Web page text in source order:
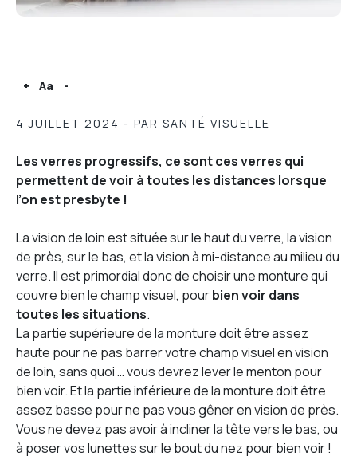
4 JUILLET 2024 - PAR SANTÉ VISUELLE
+ Aa -
Les verres progressifs, ce sont ces verres qui
permettent de voir à toutes les distances lorsque
l’on est presbyte !
La vision de loin est située sur le haut du verre, la vision
de près, sur le bas, et la vision à mi-distance au milieu du
verre. Il est primordial donc de choisir une monture qui
couvre bien le champ visuel, pourbien voir dans
toutes les situations.
La partie supérieure de la monture doit être assez
haute pour ne pas barrer votre champ visuel en vision
de loin, sans quoi … vous devrez lever le menton pour
bien voir. Et la partie inférieure de la monture doit être
assez basse pour ne pas vous gêner en vision de près.
Vous ne devez pas avoir à incliner la tête vers le bas, ou
à poser vos lunettes sur le bout du nez pour bien voir !